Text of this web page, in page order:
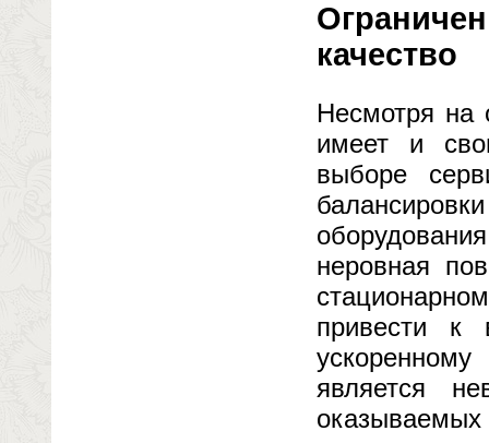
качество
Несмотря на
имеет и
выборе
неровная
привести к
является